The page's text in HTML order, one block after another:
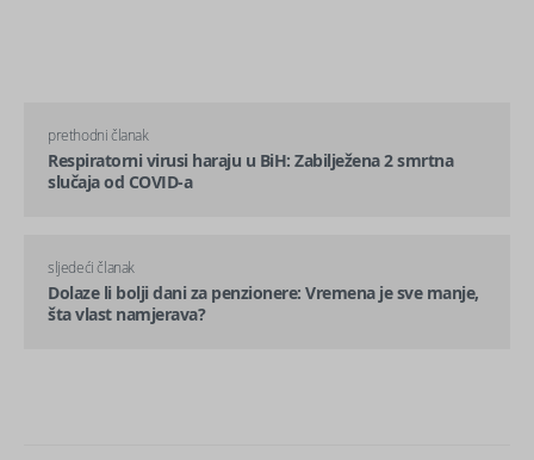
prethodni članak
Respiratorni virusi haraju u BiH: Zabilježena 2 smrtna
slučaja od COVID-a
sljedeći članak
Dolaze li bolji dani za penzionere: Vremena je sve manje,
šta vlast namjerava?